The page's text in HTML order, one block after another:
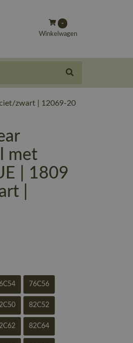
-
Winkelwagen
zwart | 12069-20
met
| 1809
|
76C56
82C52
82C64